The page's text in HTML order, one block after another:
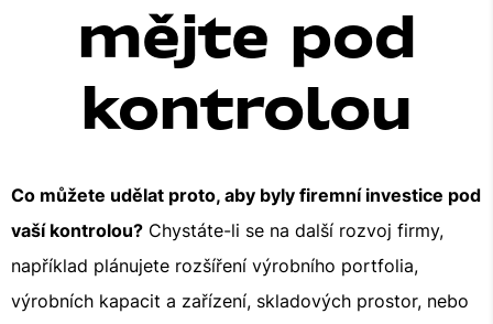
mějte pod
kontrolou
Co můžete udělat proto, aby byly firemní investice pod
vaší kontrolou? Chystáte-li se na další rozvoj firmy,
například plánujete rozšíření výrobního portfolia,
výrobních kapacit a zařízení, skladových prostor, nebo